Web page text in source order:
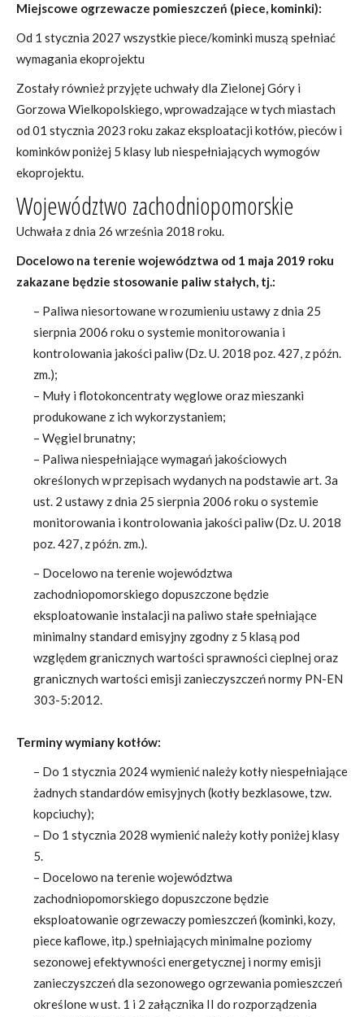
Miejscowe ogrzewacze pomieszczeń (piece, kominki):
Od 1 stycznia 2027 wszystkie piece/kominki muszą spełniać
wymagania ekoprojektu
Zostały również przyjęte uchwały dla Zielonej Góry i
Gorzowa Wielkopolskiego, wprowadzające w tych miastach
od 01 stycznia 2023 roku zakaz eksploatacji kotłów, pieców i
kominków poniżej 5 klasy lub niespełniających wymogów
ekoprojektu.
Województwo zachodniopomorskie
Uchwała z dnia 26 września 2018 roku.
Docelowo na terenie województwa od 1 maja 2019 roku
zakazane będzie stosowanie paliw stałych, tj.:
– Paliwa niesortowane w rozumieniu ustawy z dnia 25
sierpnia 2006 roku o systemie monitorowania i
kontrolowania jakości paliw (Dz. U. 2018 poz. 427, z późn.
zm.);
– Muły i flotokoncentraty węglowe oraz mieszanki
produkowane z ich wykorzystaniem;
– Węgiel brunatny;
– Paliwa niespełniające wymagań jakościowych
określonych w przepisach wydanych na podstawie art. 3a
ust. 2 ustawy z dnia 25 sierpnia 2006 roku o systemie
monitorowania i kontrolowania jakości paliw (Dz. U. 2018
poz. 427, z późn. zm.).
– Docelowo na terenie województwa
zachodniopomorskiego dopuszczone będzie
eksploatowanie instalacji na paliwo stałe spełniające
minimalny standard emisyjny zgodny z 5 klasą pod
względem granicznych wartości sprawności cieplnej oraz
granicznych wartości emisji zanieczyszczeń normy PN-EN
303-5:2012.
Terminy wymiany kotłów:
– Do 1 stycznia 2024 wymienić należy kotły niespełniające
żadnych standardów emisyjnych (kotły bezklasowe, tzw.
kopciuchy);
– Do 1 stycznia 2028 wymienić należy kotły poniżej klasy
5.
– Docelowo na terenie województwa
zachodniopomorskiego dopuszczone będzie
eksploatowanie ogrzewaczy pomieszczeń (kominki, kozy,
piece kaflowe, itp.) spełniających minimalne poziomy
sezonowej efektywności energetycznej i normy emisji
zanieczyszczeń dla sezonowego ogrzewania pomieszczeń
określone w ust. 1 i 2 załącznika II do rozporządzenia